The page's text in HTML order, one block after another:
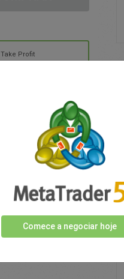
Take Profit
Comece a negociar hoje